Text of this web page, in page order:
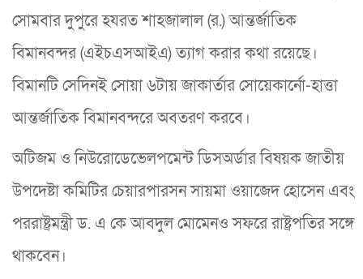
সোমবার দুপুরে হযরত শাহজালাল (র.) আন্তর্জাতিক
বিমানবন্দর (এইচএসআইএ) ত্যাগ করার কথা রয়েছে।
বিমানটি সেদিনই সোয়া ৬টায় জাকার্তার সোয়েকার্নো-হাত্তা
আন্তর্জাতিক বিমানবন্দরে অবতরণ করবে।
অটিজম ও নিউরোডেভেলপমেন্ট ডিসঅর্ডার বিষয়ক জাতীয়
উপদেষ্টা কমিটির চেয়ারপারসন সায়মা ওয়াজেদ হোসেন এবং
পররাষ্ট্রমন্ত্রী ড. এ কে আবদুল মোমেনও সফরে রাষ্ট্রপতির সঙ্গে
থাকবেন।